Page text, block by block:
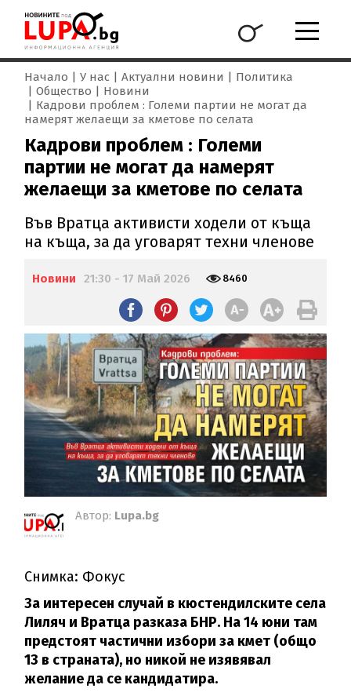
Начало У нас Актуални новини
Политика
Общество
Новини
Кадрови проблем : Големи партии не могат да
намерят желаещи за кметове по селата
Кадрови проблем : Големи
партии не могат да намерят
желаещи за кметове по селата
Във Вратца активисти ходели от къща
на къща, за да уговарят техни членове
Новини 21:30 - 17 Май 2026 8460
Автор: Lupa.bg
Снимка: Фокус
За интересен случай в кюстендилските села
Лиляч и Вратца разказа БНР. На 14 юни там
предстоят частични избори за кмет (общо
13 в страната), но никой не изявявал
желание да се кандидатира.